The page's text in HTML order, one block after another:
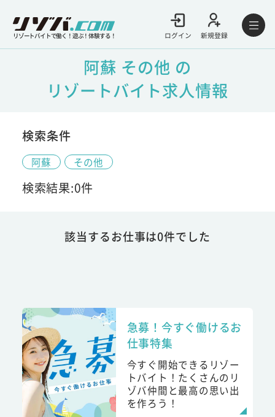
リゾートバイトで働く！遊ぶ！体験する！ ログイン 新規登録
阿蘇 その他 の
リゾートバイト求人情報
検索条件
阿蘇 その他
検索結果:0件
該当するお仕事は0件でした
急募！今すぐ働けるお
仕事特集
今すぐ開始できるリゾー
トバイト！たくさんのリ
ゾバ仲間と最高の思い出
を作ろう！